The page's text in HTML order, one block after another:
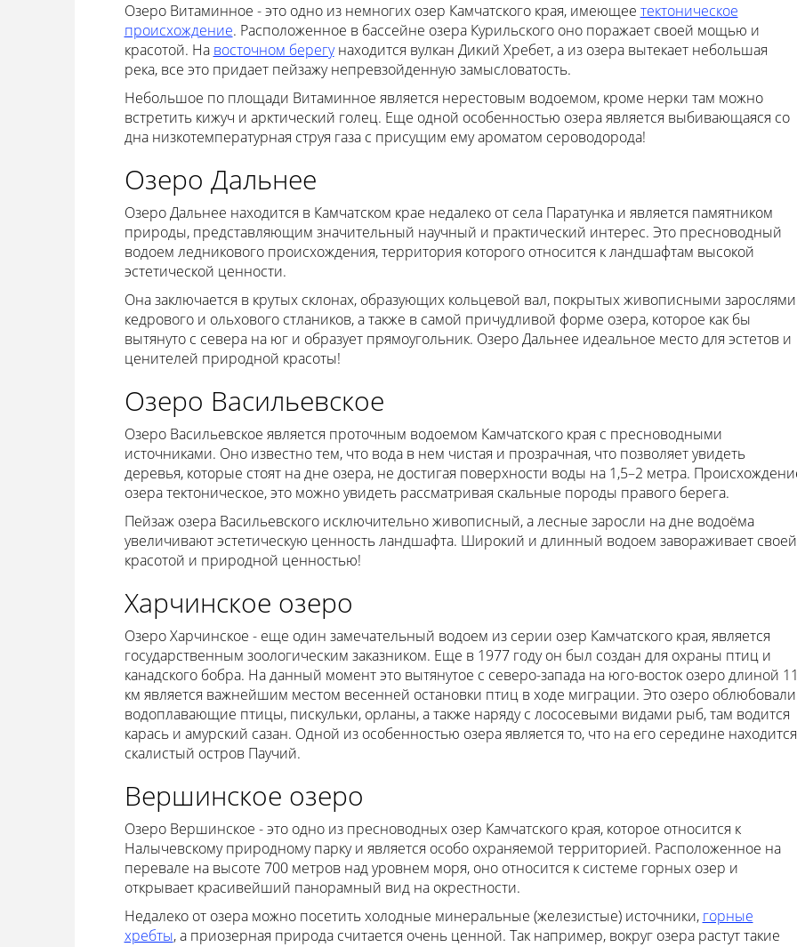
Озеро Витаминное - это одно из немногих озер Камчатского края, имеющее тектоническое
происхождение. Расположенное в бассейне озера Курильского оно поражает своей мощью и
красотой. На восточном берегунаходится вулкан Дикий Хребет, а из озера вытекает небольшая
река, все это придает пейзажу непревзойденную замысловатость.
Небольшое по площади Витаминное является нерестовым водоемом, кроме нерки там можно
встретить кижуч и арктический голец. Еще одной особенностью озера является выбивающаяся со
дна низкотемпературная струя газа с присущим ему ароматом сероводорода!
Озеро Дальнее
Озеро Дальнее находится в Камчатском крае недалеко от села Паратунка и является памятником
природы, представляющим значительный научный и практический интерес. Это пресноводный
водоем ледникового происхождения, территория которого относится к ландшафтам высокой
эстетической ценности.
Она заключается в крутых склонах, образующих кольцевой вал, покрытых живописными зарослями
кедрового и ольхового стлаников, а также в самой причудливой форме озера, которое как бы
вытянуто с севера на юг и образует прямоугольник. Озеро Дальнее идеальное место для эстетов и
ценителей природной красоты!
Озеро Васильевское
Озеро Васильевское является проточным водоемом Камчатского края с пресноводными
источниками. Оно известно тем, что вода в нем чистая и прозрачная, что позволяет увидеть
деревья, которые стоят на дне озера, не достигая поверхности воды на 1,5–2 метра.
озера тектоническое, это можно увидеть рассматривая скальные породы правого берега.
Пейзаж озера Васильевского исключительно живописный, а лесные заросли на дне водоёма
увеличивают эстетическую ценность ландшафта. Широкий и длинный водоем завораживает своей
красотой и природной ценностью!
Харчинское озеро
Озеро Харчинское - еще один замечательный водоем из серии озер Камчатского края, является
государственным зоологическим заказником. Еще в 1977 году он был создан для охраны птиц и
канадского бобра. На данный момент это вытянутое с северо-запада на юго-восток озеро длиной
км является важнейшим местом весенней остановки птиц в ходе миграции. Это озеро облюбовали
водоплавающие птицы, пискульки, орланы, а также наряду с лососевыми видами рыб, там водится
карась и амурский сазан. Одной из особенностью озера является то, что на его середине находится
скалистый остров Паучий.
Вершинское озеро
Озеро Вершинское - это одно из пресноводных озер Камчатского края, которое относится к
Налычевскому природному парку и является особо охраняемой территорией. Расположенное на
перевале на высоте 700 метров над уровнем моря, оно относится к системе горных озер и
открывает красивейший панорамный вид на окрестности.
Недалеко от озера можно посетить холодные минеральные (железистые) источники, горные
хребты, а приозерная природа считается очень ценной. Так например, вокруг озера растут такие